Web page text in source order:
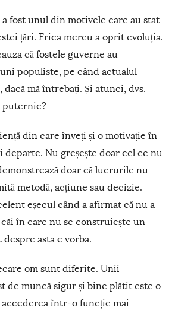
a fost unul din motivele care au stat
țări. Frica mereu a oprit evoluția.
că fostele guverne au
populiste, pe când actualul
dacă mă întrebați. Și atunci, dvs.
puternic?
din care înveți și o motivație în
departe. Nu greșește doar cel ce nu
doar că lucrurile nu
metodă, acțiune sau decizie.
eșecul când a afirmat că nu a
căi în care nu se construiește un
despre asta e vorba.
om sunt diferite. Unii
de muncă sigur și bine plătit este o
accederea într-o funcție mai